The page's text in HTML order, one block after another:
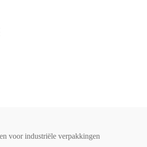
voor industriële verpakkingen
Youtube